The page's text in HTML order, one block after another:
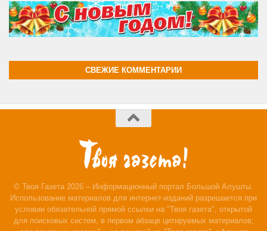
СВЕЖИЕ КОММЕНТАРИИ
© Твоя Газета 2026 – Информационный портал Большой Алушты.
Использование материалов для интернет-изданий разрешается при
условии обязательной прямой ссылки на "Твоя газета", открытой
для поисковых систем, в первом абзаце цитируемых материалов;